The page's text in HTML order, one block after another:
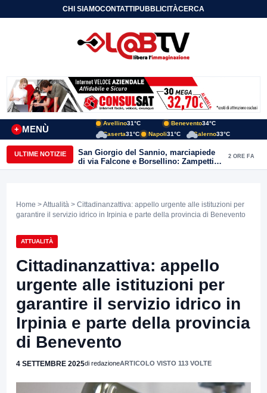
CHI SIAMOCONTATTIPUBBLICITÀCERCA
MENÙ
+
Avellino31°C Benevento34°C
Caserta31°C Napoli31°C Salerno33°C
ULTIME NOTIZIE
San Giorgio del Sannio, marciapiede
di via Falcone e Borsellino: Zampetti e
Lombardi replicano alle polemiche
2 ORE FA
Home >Attualità > Cittadinanzattiva: appello urgente alle istituzioni per
garantire il servizio idrico in Irpinia e parte della provincia di Benevento
ATTUALITÀ
Cittadinanzattiva: appello
urgente alle istituzioni per
garantire il servizio idrico in
Irpinia e parte della provincia
di Benevento
4 SETTEMBRE 2025di redazioneARTICOLO VISTO 113 VOLTE